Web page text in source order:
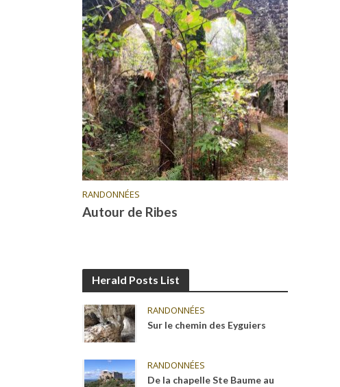
RANDONNÉES
Autour de Ribes
Herald Posts List
RANDONNÉES
Sur le chemin des Eyguiers
RANDONNÉES
De la chapelle Ste Baume au